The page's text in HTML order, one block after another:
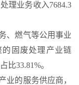
理业务收入7684.3
、燃气等公用事业
固废处理产业链
比33.81%。
业的服务供应商，